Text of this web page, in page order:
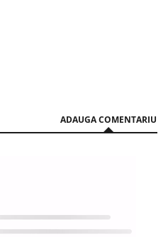
ADAUGA COMENTARIU